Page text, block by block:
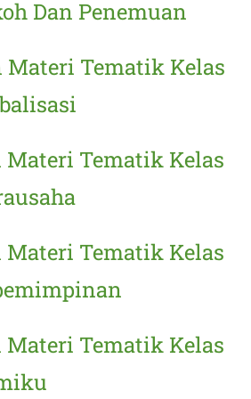
Dan Penemuan
Materi Tematik Kelas
Materi Tematik Kelas
Materi Tematik Kelas
Materi Tematik Kelas